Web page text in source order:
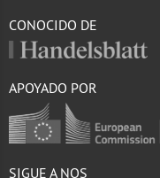
CONOCIDO DE
APOYADO POR
SIGUE A NOS